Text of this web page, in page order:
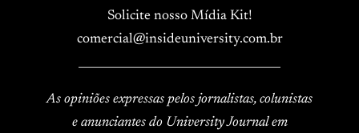
Solicite nosso Mídia Kit!
comercial@insideuniversity.com.br
As opiniões expressas pelos jornalistas, colunistas
e anunciantes do University Journal em